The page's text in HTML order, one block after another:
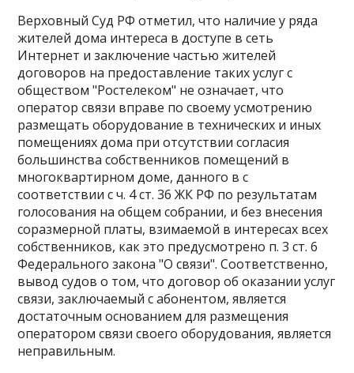
Верховный Суд РФ отметил, что наличие у ряда
жителей дома интереса в доступе в сеть
Интернет и заключение частью жителей
договоров на предоставление таких услуг с
обществом "Ростелеком" не означает, что
оператор связи вправе по своему усмотрению
размещать оборудование в технических и иных
помещениях дома при отсутствии согласия
большинства собственников помещений в
многоквартирном доме, данного в с
соответствии с ч. 4 ст. 36 ЖК РФ по результатам
голосования на общем собрании, и без внесения
соразмерной платы, взимаемой в интересах всех
собственников, как это предусмотрено п. 3 ст. 6
Федерального закона "О связи". Соответственно,
вывод судов о том, что договор об оказании услуг
связи, заключаемый с абонентом, является
достаточным основанием для размещения
оператором связи своего оборудования, является
неправильным.